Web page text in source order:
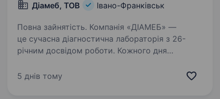
Діамеб, ТОВ Івано-Франківськ
Повна зайнятість. Компанія «ДІАМЕБ» —
це сучасна діагностична лабораторія з 26-
річним досвідом роботи. Кожного дня
приєднуються найкращі таланти. Щоб
5 днів тому